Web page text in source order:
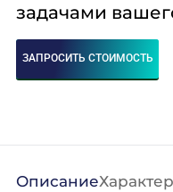
задачами
ЗАПРОСИТЬ СТОИМОСТЬ
Описание